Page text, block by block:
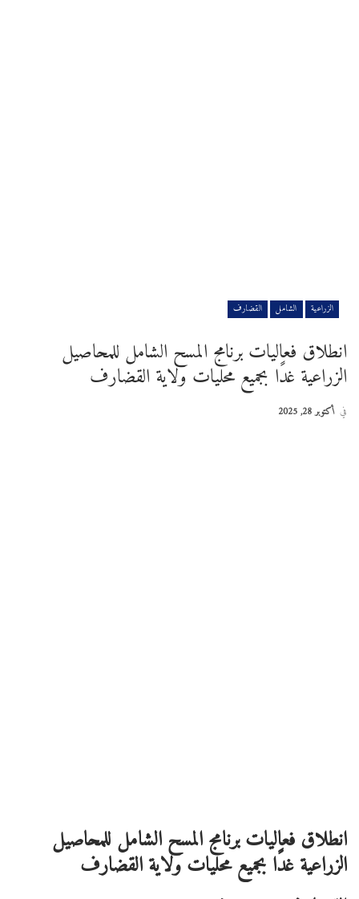
الزراعية الشامل القضارف
انطلاق فعاليات برنامج المسح الشامل للمحاصيل
الزراعية غدًا بجميع محليات ولاية القضارف
في أكتوبر 28, 2025
انطلاق فعاليات برنامج المسح الشامل للمحاصيل
الزراعية غدًا بجميع محليات ولاية القضارف